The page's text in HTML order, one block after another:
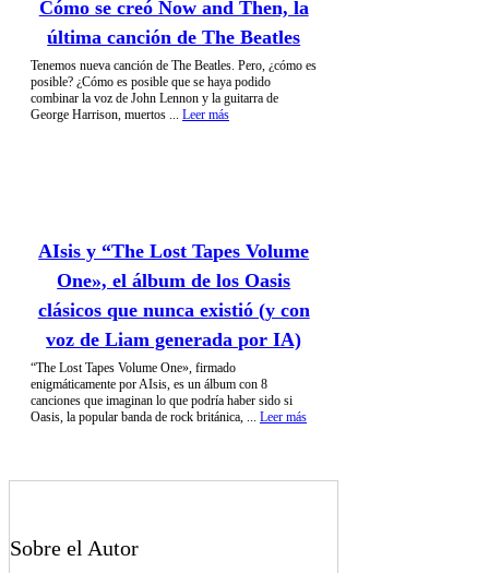
Cómo se creó Now and Then, la
última canción de The Beatles
Tenemos nueva canción de The Beatles. Pero, ¿cómo es
posible? ¿Cómo es posible que se haya podido
combinar la voz de John Lennon y la guitarra de
George Harrison, muertos ... Leer más
AIsis y “The Lost Tapes Volume
One», el álbum de los Oasis
clásicos que nunca existió (y con
voz de Liam generada por IA)
“The Lost Tapes Volume One», firmado
enigmáticamente por AIsis, es un álbum con 8
canciones que imaginan lo que podría haber sido si
Oasis, la popular banda de rock británica, ... Leer más
Sobre el Autor